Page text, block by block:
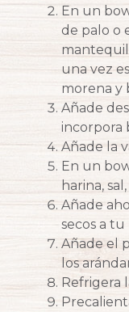
En un
de palo o
una vez
morena y
Añade
incorpora
Añade la
En un
harina,
Añade
secos a tu
Añade el
los
Refrigera